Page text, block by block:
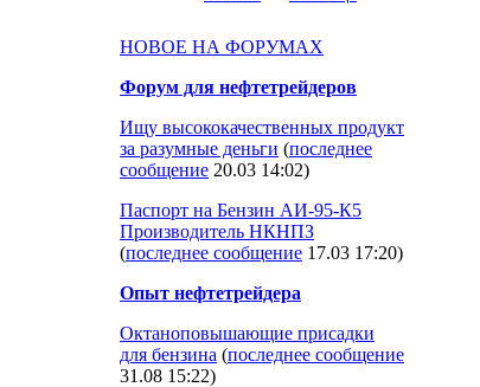
НОВОЕ НА ФОРУМАХ
Форум для нефтетрейдеров
Ищу высококачественных продукт
за разумные деньги (последнее
сообщение 20.03 14:02)
Паспорт на Бензин АИ-95-К5
Производитель НКНПЗ
(последнее сообщение 17.03 17:20)
Опыт нефтетрейдера
Октаноповышающие присадки
для бензина (последнее сообщение
31.08 15:22)